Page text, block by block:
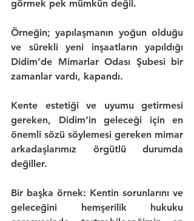
görmek pek mümkün değil.
Örneğin; yapılaşmanın yoğun olduğu
ve sürekli yeni inşaatların yapıldığı
Didim’de Mimarlar Odası Şubesi bir
zamanlar vardı, kapandı.
Kente estetiği ve uyumu getirmesi
gereken, Didim’in geleceği için en
önemli sözü söylemesi gereken mimar
arkadaşlarımız örgütlü durumda
değiller.
Bir başka örnek: Kentin sorunlarını ve
geleceğini hemşerilik hukuku